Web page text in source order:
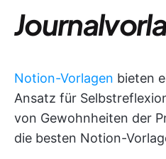
Notion-Vorlagen bieten
Ansatz für
von Gewohnheiten der
die besten Notion-